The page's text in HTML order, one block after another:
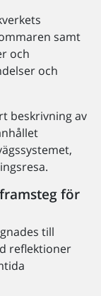
samt
och
och
beskrivning av
för
till
reflektioner